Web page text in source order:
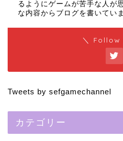
るようにゲームが苦手な人が
な内容からブログを書いてい
＼ Follow
Tweets by sefgamechannel
カテゴリー